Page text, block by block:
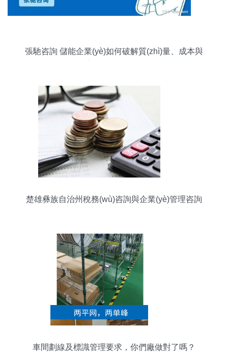
張馳咨詢 儲能企業(yè)如何破解質(zhì)量、成本與
楚雄彝族自治州稅務(wù)咨詢與企業(yè)管理咨詢
車間劃線及標識管理要求，你們廠做對了嗎？